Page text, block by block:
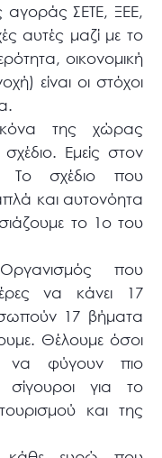
αγοράς ΣΕΤΕ, ΞΕΕ,
αυτές μαζί με το
οικονομική
είναι οι στόχοι
της χώρας
Εμείς στον
Το σχέδιο που
και αυτονόητα
το 1ο του
που
να κάνει 17
17 βήματα
Θέλουμε όσοι
να φύγουν πιο
σίγουροι για το
και της